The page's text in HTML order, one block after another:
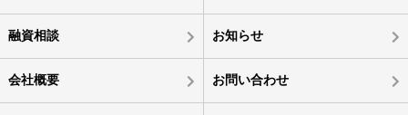
融資相談 お知らせ
会社概要 お問い合わせ